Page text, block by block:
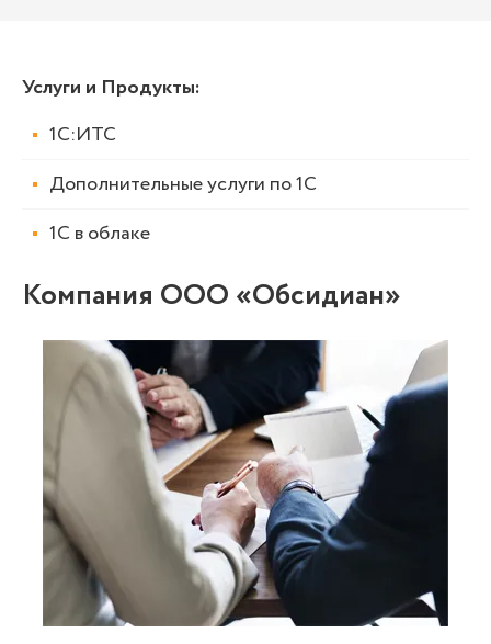
Услуги и Продукты:
1С:ИТС
Дополнительные услуги по 1С
1С в облаке
Компания ООО «Обсидиан»